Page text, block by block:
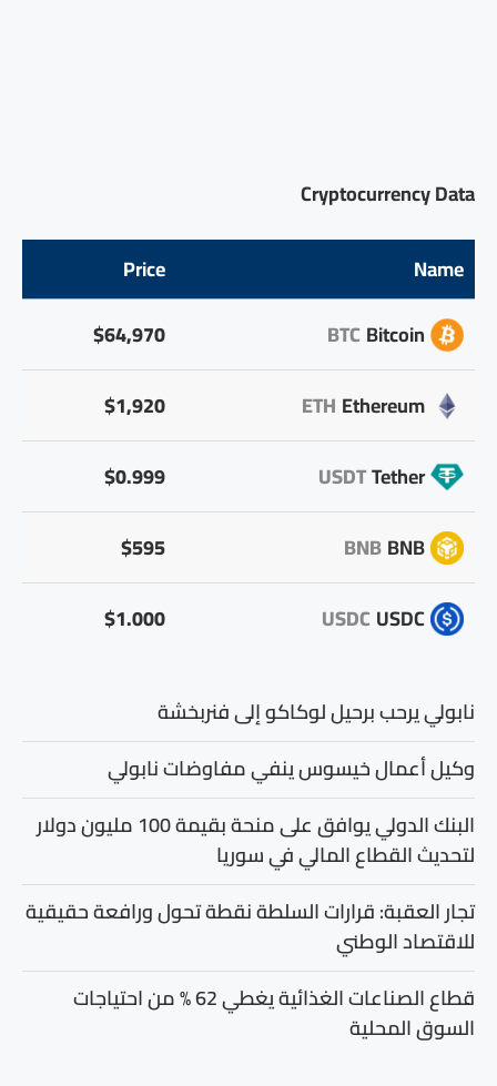
Cryptocurrency Data
Name
Price
Bitcoin
BTC
$64,970
Ethereum
ETH
$1,920
Tether
USDT
$0.999
BNB
BNB
$595
USDC
USDC
$1.000
نابولي يرحب برحيل لوكاكو إلى فنربخشة
وكيل أعمال خيسوس ينفي مفاوضات نابولي
البنك الدولي يوافق على منحة بقيمة 100 مليون دولار
لتحديث القطاع المالي في سوريا
تجار العقبة: قرارات السلطة نقطة تحول ورافعة حقيقية
للاقتصاد الوطني
قطاع الصناعات الغذائية يغطي 62 % من احتياجات
السوق المحلية